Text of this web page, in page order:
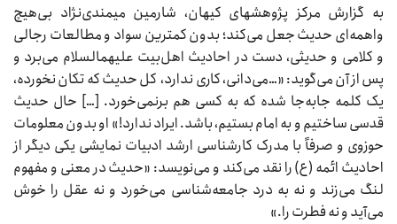
به گزارش مرکز پژوهش‏های کیهان، شارمین میمندی‌نژاد بی‌هیچ
واهمه‌ای حدیث جعل می‌کند؛ بدون کمترین سواد و مطالعات رجالی
و کلامی و حدیثی، دست در احادیث اهل‌بیت علیهم‏السلام می‌برد و
پس از آن می‌گوید: «…می‌دانی، کاری ندارد، کل حدیث که تکان نخورده،
یک کلمه جابه‌جا شده که به کسی هم برنمی‌خورد. […] حال حدیث
قدسی ساختیم و به امام بستیم، باشد. ایراد ندارد!» او بدون معلومات
حوزوی و صرفاً با مدرک کارشناسی ارشد ادبیات نمایشی یکی دیگر از
احادیث ائمه (ع) را نقد می‌کند و می‌نویسد: «حدیث در معنی و مفهوم
لنگ می‌زند و نه به درد جامعه‌شناسی می‌خورد و نه عقل را خوش
می‌آید و نه فطرت را.»